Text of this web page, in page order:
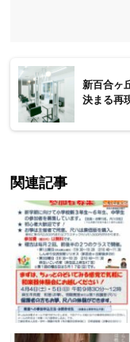
新百合ヶ
決まる再
関連記事